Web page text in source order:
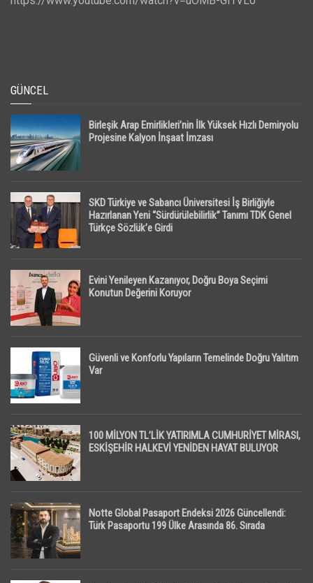
GÜNCEL
Birleşik Arap Emirlikleri’nin İlk Yüksek Hızlı Demiryolu
Projesine Kalyon İnşaat İmzası
SKD Türkiye ve Sabancı Üniversitesi İş Birliğiyle
Hazırlanan Yeni “Sürdürülebilirlik” Tanımı TDK Genel
Türkçe Sözlük’e Girdi
Evini Yenileyen Kazanıyor, Doğru Boya Seçimi
Konutun Değerini Koruyor
Güvenli ve Konforlu Yapıların Temelinde Doğru Yalıtım
Var
100 MİLYON TL’LİK YATIRIMLA CUMHURİYET MİRASI,
ESKİŞEHİR HALKEVİ YENİDEN HAYAT BULUYOR
Notte Global Pasaport Endeksi 2026 Güncellendi:
Türk Pasaportu 199 Ülke Arasında 86. Sırada